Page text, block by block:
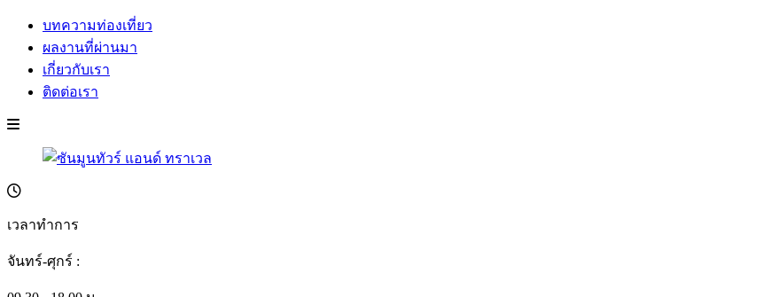
บทความท่องเที่ยว
ผลงานที่ผ่านมา
เกี่ยวกับเรา
ติดต่อเรา
เวลาทำการ
จันทร์-ศุกร์ :